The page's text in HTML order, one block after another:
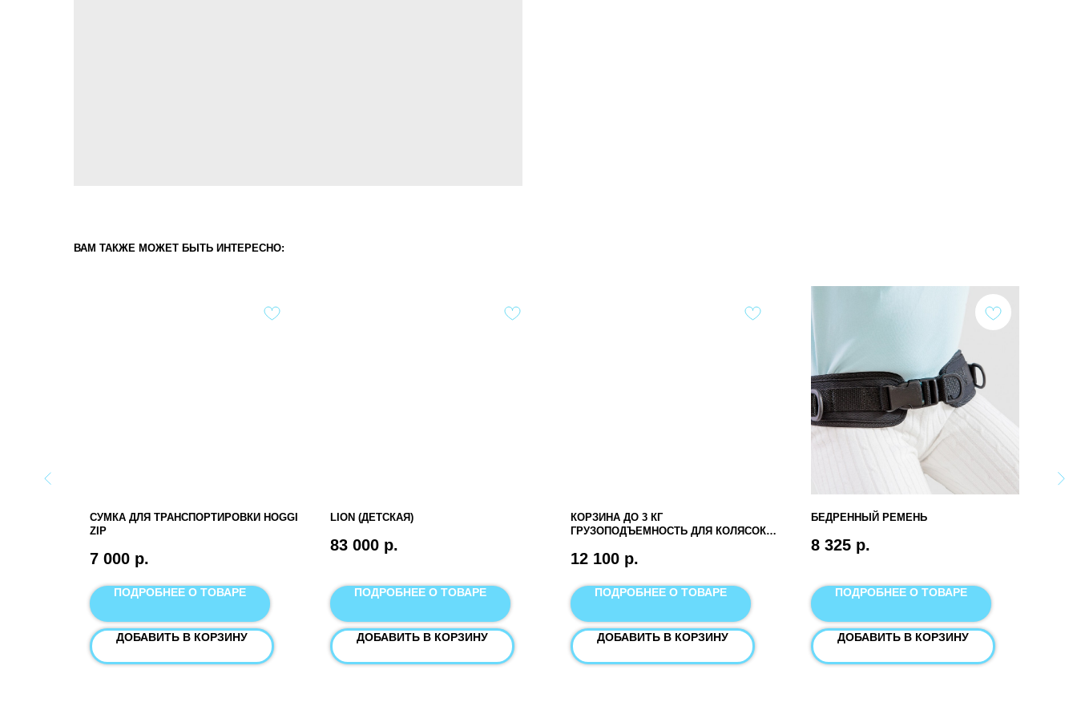
ВАМ ТАКЖЕ МОЖЕТ БЫТЬ ИНТЕРЕСНО:
СУМКА ДЛЯ ТРАНСПОРТИРОВКИ HOGGI
ZIP
7 000 р.
ПОДРОБНЕЕ О ТОВАРЕ
ДОБАВИТЬ В КОРЗИНУ
LION (ДЕТСКАЯ)
83 000 р.
ПОДРОБНЕЕ О ТОВАРЕ
ДОБАВИТЬ В КОРЗИНУ
КОРЗИНА ДО 3 КГ
ГРУЗОПОДЪЕМНОСТЬ ДЛЯ КОЛЯСОК
12 100 р.
ПОДРОБНЕЕ О ТОВАРЕ
ДОБАВИТЬ В КОРЗИНУ
БЕДРЕННЫЙ РЕМЕНЬ
8 325 р.
ПОДРОБНЕЕ О ТОВАРЕ
ДОБАВИТЬ В КОРЗИНУ